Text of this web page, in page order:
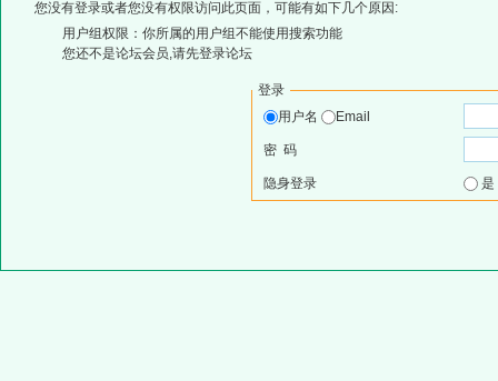
您没有登录或者您没有权限访问此页面，可能有如下几个原因:
用户组权限：你所属的用户组不能使用搜索功能
您还不是论坛会员,请先登录论坛
登录
用户名
Email
密 码
隐身登录